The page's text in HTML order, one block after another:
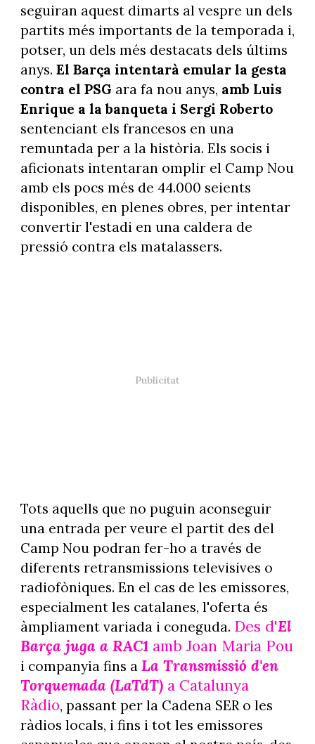
seguiran aquest dimarts al vespre un dels
partits més importants de la temporada i,
potser, un dels més destacats dels últims
anys. El Barça intentarà emular la gesta
contra el PSG ara fa nou anys, amb Luis
Enrique a la banqueta i Sergi Roberto
sentenciant els francesos en una
remuntada per a la història. Els socis i
aficionats intentaran omplir el Camp Nou
amb els pocs més de 44.000 seients
disponibles, en plenes obres, per intentar
convertir l'estadi en una caldera de
pressió contra els matalassers.
Tots aquells que no puguin aconseguir
una entrada per veure el partit des del
Camp Nou podran fer-ho a través de
diferents retransmissions televisives o
radiofòniques. En el cas de les emissores,
especialment les catalanes, l'oferta és
àmpliament variada i coneguda. Des d'El
Barça juga a RAC1amb Joan Maria Pou
i companyia fins a La Transmissió d'en
Torquemada (LaTdT)a Catalunya
Ràdio, passant per la Cadena SER o les
ràdios locals, i fins i tot les emissores